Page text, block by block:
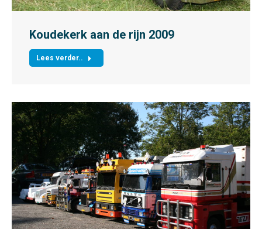
Koudekerk aan de rijn 2009
Lees verder..